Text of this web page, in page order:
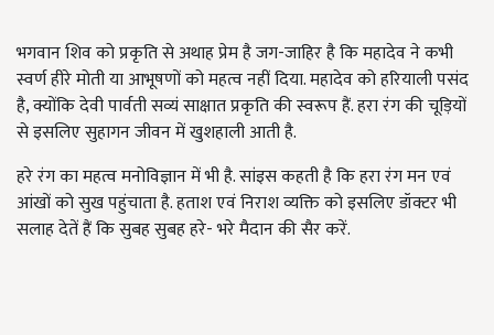
भगवान शिव को प्रकृति से अथाह प्रेम है जग-जाहिर है कि महादेव ने कभी
स्वर्ण हीरे मोती या आभूषणों को महत्व नहीं दिया. महादेव को हरियाली पसंद
है, क्योंकि देवी पार्वती सव्यं साक्षात प्रकृति की स्वरूप हैं. हरा रंग की चूड़ियों
से इसलिए सुहागन जीवन में खुशहाली आती है.
हरे रंग का महत्व मनोविज्ञान में भी है. सांइस कहती है कि हरा रंग मन एवं
आंखों को सुख पहुंचाता है. हताश एवं निराश व्यक्ति को इसलिए डॉक्टर भी
सलाह देतें हैं कि सुबह सुबह हरे- भरे मैदान की सैर करें.